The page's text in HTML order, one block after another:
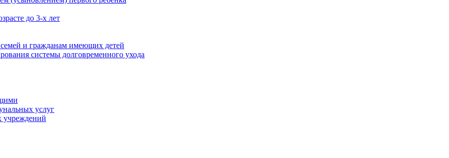
до 3-х лет
и гражданам имеющих детей
системы долговременного ухода
услуг
учреждений